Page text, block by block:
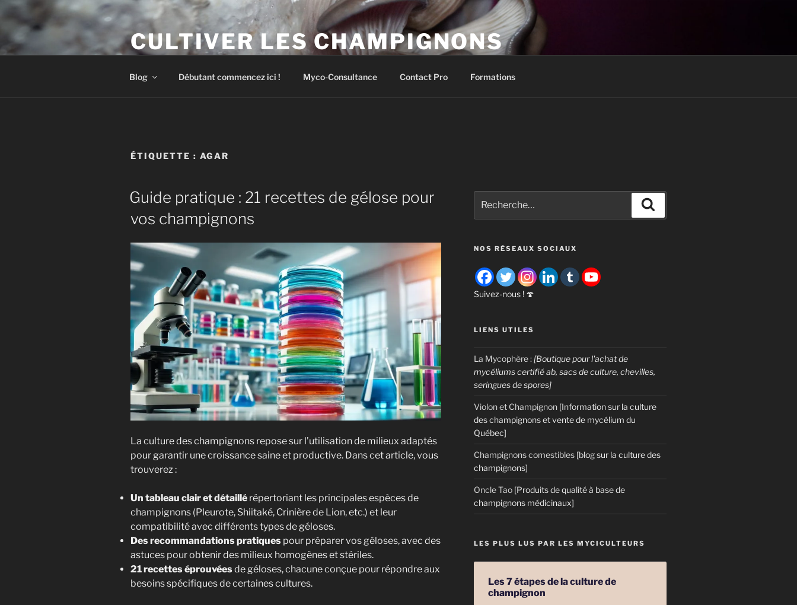
Aller
au
contenu
principal
CULTIVER LES CHAMPIGNONS
Blog Débutant commencez ici ! Myco-Consultance Contact Pro Formations
ÉTIQUETTE : AGAR
Guide pratique : 21 recettes de gélose pour
vos champignons
La culture des champignons repose sur l’utilisation de milieux adaptés
pour garantir une croissance saine et productive. Dans cet article, vous
trouverez :
Un tableau clair et détaillé répertoriant les principales espèces de
champignons (Pleurote, Shiitaké, Crinière de Lion, etc.) et leur
compatibilité avec différents types de géloses.
Des recommandations pratiques pour préparer vos géloses, avec des
astuces pour obtenir des milieux homogènes et stériles.
21 recettes éprouvéesde géloses, chacune conçue pour répondre aux
besoins spécifiques de certaines cultures.
pour
:
NOS RÉSEAUX SOCIAUX
Suivez-nous ! 🍄
LIENS UTILES
La Mycophère : [Boutique pour l'achat de
mycéliums certifié ab, sacs de culture, chevilles,
seringues de spores]
Violon et Champignon [Information sur la culture
des champignons et vente de mycélium du
Québec]
Champignons comestibles [blog sur la culture des
champignons]
Oncle Tao [Produits de qualité à base de
champignons médicinaux]
LES PLUS LUS PAR LES MYCICULTEURS
Les 7 étapes de la culture de
champignon